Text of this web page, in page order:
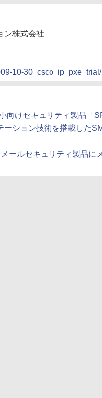
ン株式会社
10-30_csco_ip_pxe_trial/
向けセキュリティ製品「
ーション技術を搭載した
ールセキュリティ製品に